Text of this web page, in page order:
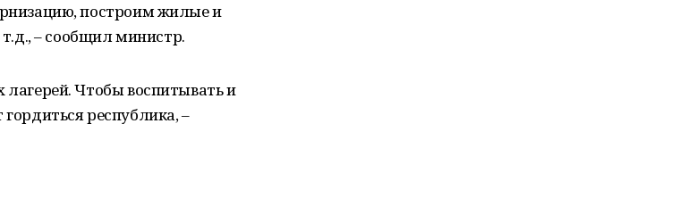
построим жилые и
– сообщил министр.
Чтобы воспитывать и
республика, –